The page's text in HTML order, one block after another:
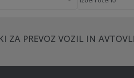
ZA PREVOZ VOZIL IN